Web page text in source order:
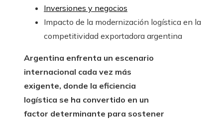
Inversiones y negocios
Impacto de la modernización logística en la
competitividad exportadora argentina
Argentina enfrenta un escenario
internacional cada vez más
exigente, donde la eficiencia
logística se ha convertido en un
factor determinante para sostener